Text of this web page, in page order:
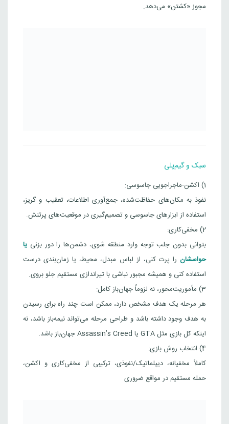
مجوز «کشتن» می‌دهد.
سبک و گیم‌پلی
1) اکشن-ماجراجویی جاسوسی:
نفوذ به مکان‌های حفاظت‌شده، جمع‌آوری اطلاعات، تعقیب و گریز،
استفاده از ابزارهای جاسوسی و تصمیم‌گیری در موقعیت‌های پرتنش.
2) مخفی‌کاری:
بتوانی بدون جلب توجه وارد منطقه شوی، دشمن‌ها را دور بزنی یا
حواسشان را پرت کنی، از لباس مبدل، محیط، یا زمان‌بندی درست
استفاده کنی و همیشه مجبور نباشی با تیراندازی مستقیم جلو بروی.
3) مأموریت‌محور، نه لزوماً جهان‌باز کامل:
هر مرحله یک هدف مشخص دارد، ممکن است چند راه برای رسیدن
به هدف وجود داشته باشد و طراحی مرحله می‌تواند نیمه‌باز باشد، نه
اینکه کل بازی مثل GTA یا Assassin’s Creed جهان‌باز باشد.
4) انتخاب روش بازی:
کاملاً مخفیانه، دیپلماتیک/نفوذی، ترکیبی از مخفی‌کاری و اکشن،
حمله مستقیم در مواقع ضروری